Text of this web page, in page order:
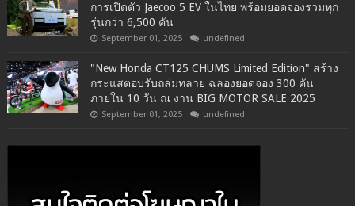
การเปิดตัว Jaecoo 5 EV ในไทย พร้อมยอดจองรวมทุก
รุ่นกว่า 6,500 คัน
September 01, 2025 undefined
"New Honda CT125 CHUMS Limited Edition" สร้าง
กระแสตอบรับถล่มทลาย ฉลองยอดจอง 300 คัน
ภายใน 10 วัน ณ งาน BIG MOTOR SALE 2025
September 01, 2025 undefined